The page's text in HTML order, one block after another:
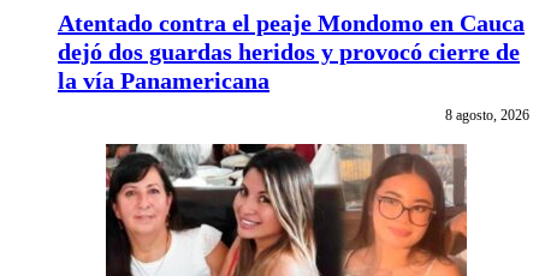
Atentado contra el peaje Mondomo en Cauca
dejó dos guardas heridos y provocó cierre de
la vía Panamericana
8 agosto, 2026